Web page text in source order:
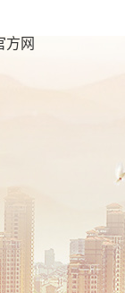
方网